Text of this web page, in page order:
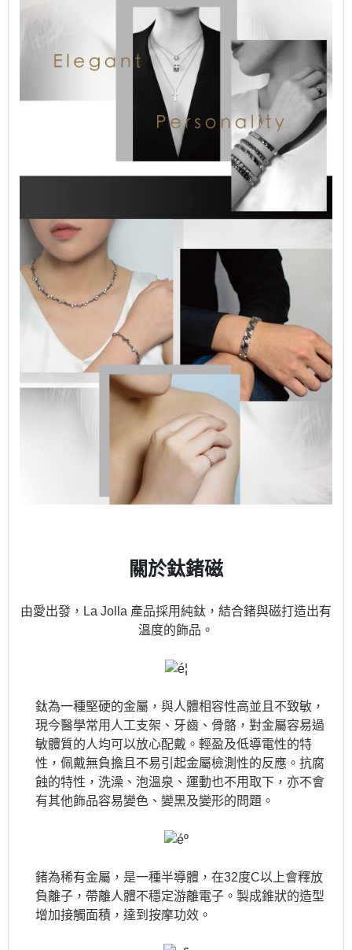
關於鈦鍺磁
由愛出發，La Jolla 產品採用純鈦，結合鍺與磁打造出有
溫度的飾品。
鈦為一種堅硬的金屬，與人體相容性高並且不致敏，
現今醫學常用人工支架、牙齒、骨骼，對金屬容易過
敏體質的人均可以放心配戴。輕盈及低導電性的特
性，佩戴無負擔且不易引起金屬檢測性的反應。抗腐
蝕的特性，洗澡、泡溫泉、運動也不用取下，亦不會
有其他飾品容易變色、變黑及變形的問題。
鍺為稀有金屬，是一種半導體，在32度C以上會釋放
負離子，帶離人體不穩定游離電子。製成錐狀的造型
增加接觸面積，達到按摩功效。